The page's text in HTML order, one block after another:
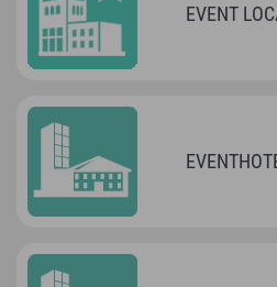
EVENT